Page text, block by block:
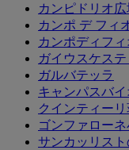
カンピドリオ
カンポ デ フィ
カンポディフ
ガイウスケス
ガルバテッラ
キャンパスバ
クインティー
ゴンファロー
サンカッリス